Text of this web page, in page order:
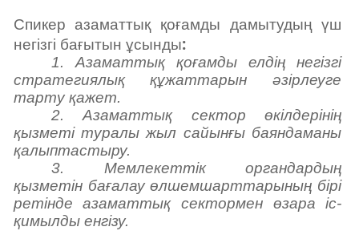
Спикер азаматтық қоғамды дамытудың үш
негізгі бағытын ұсынды:
1. Азаматтық қоғамды елдің негізгі
стратегиялық құжаттарын әзірлеуге
тарту қажет.
2. Азаматтық сектор өкілдерінің
қызметі туралы жыл сайынғы баяндаманы
қалыптастыру.
3. Мемлекеттік органдардың
қызметін бағалау өлшемшарттарының бірі
ретінде азаматтық сектормен өзара іс-
қимылды енгізу.